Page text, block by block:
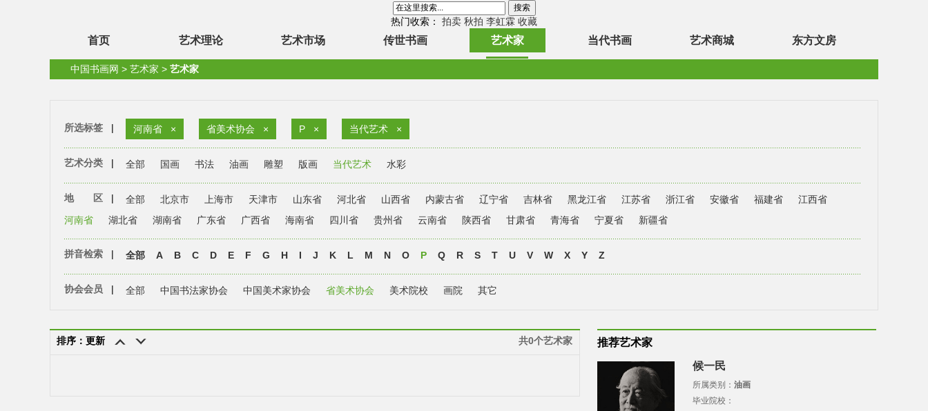
热门收索： 拍卖 秋拍 李虹霖 收藏
首页 艺术理论 艺术市场 传世书画 艺术家 当代书画 艺术商城 东方文房
中国书画网 > 艺术家 > 艺术家
所选标签 | 河南省 × 省美术协会 × P × 当代艺术 ×
艺术分类 | 全部 国画 书法 油画 雕塑 版画 当代艺术 水彩
地 区 | 全部 北京市 上海市 天津市 山东省 河北省 山西省 内蒙古省 辽宁省 吉林省 黑龙江省 江苏省 浙江省 安徽省 福建省
江西省
河南省
湖北省 湖南省 广东省 广西省 海南省 四川省 贵州省 云南省 陕西省 甘肃省 青海省 宁夏省 新疆省
拼音检索 | 全部 A B C D E F G H I J K L M N O P Q R S T U V W X Y Z
协会会员 | 全部 中国书法家协会 中国美术家协会 省美术协会 美术院校 画院 其它
排序：更新 共0个艺术家 推荐艺术家
候一民
所属类别： 油画
毕业院校：